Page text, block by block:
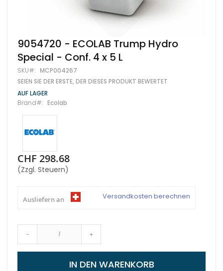
Zum
Anfang
der
Bildgalerie
springen
9054720 - ECOLAB Trump Hydro
Special - Conf. 4 x 5 L
SKU MCP004267
SEIEN SIE DER ERSTE, DER DIESES PRODUKT BEWERTET
AUF LAGER
Brand
Ecolab
CHF 298.68
(Zzgl. Steuern)
Ausliefern an Versandkosten berechnen
- +
IN DEN WARENKORB